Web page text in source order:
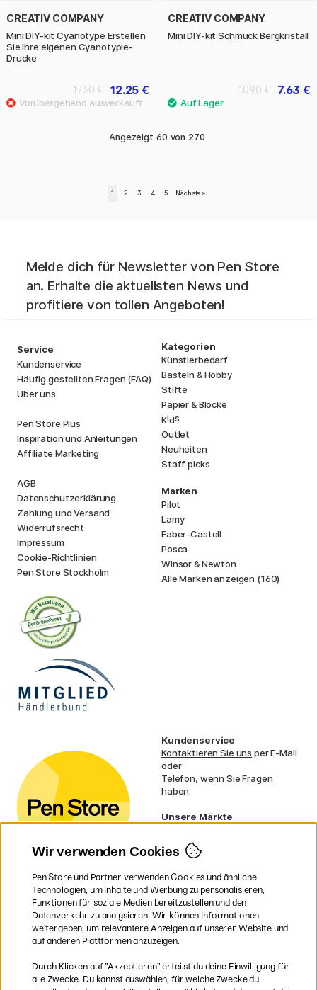
CREATIV COMPANY
Mini DIY-kit Cyanotype Erstellen
Sie Ihre eigenen Cyanotypie-
Drucke
12.25 €
17.50 €
CREATIV COMPANY
Mini DIY-kit Schmuck Bergkristall
7.63 €
10.90 €
Angezeigt 60 von 270
1 2 3 4 5 Nächste »
Melde dich für Newsletter von Pen Store
an. Erhalte die aktuellsten News und
profitiere von tollen Angeboten!
Service
Kundenservice
Häufig gestellten Fragen (FAQ)
Über uns
Pen Store Plus
Inspiration und Anleitungen
Affiliate Marketing
AGB
Datenschutzerklärung
Zahlung und Versand
Widerrufsrecht
Impressum
Cookie-Richtlinien
Pen Store Stockholm
Kategorien
Künstlerbedarf
Basteln & Hobby
Stifte
Papier & Blöcke
Kids
Outlet
Neuheiten
Staff picks
Marken
Pilot
Lamy
Faber-Castell
Posca
Winsor & Newton
Alle Marken anzeigen (160)
Kundenservice
Kontaktieren Sie uns per E-Mail
oder
Telefon, wenn Sie Fragen
haben.
Unsere Märkte
Norwegen
Dänemark
Frankreich
Irland
Niederlande
UK
EU
gelten für sperrige Produkte.
Wir verwenden Cookies
Pen Store und Partner verwenden Cookies und ähnliche
Technologien, um Inhalte und Werbung zu personalisieren,
Funktionen für soziale Medien bereitzustellen und den
Datenverkehr zu analysieren. Wir können Informationen
weitergeben, um relevantere Anzeigen auf unserer Website und
auf anderen Plattformen anzuzeigen.
Durch Klicken auf ”Akzeptieren” erteilst du deine Einwilligung für
alle Zwecke. Du kannst auswählen, für welche Zwecke du